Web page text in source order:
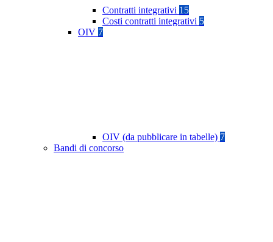
Contratti integrativi 15
Costi contratti integrativi 5
OIV 7
OIV (da pubblicare in tabelle) 7
Bandi di concorso